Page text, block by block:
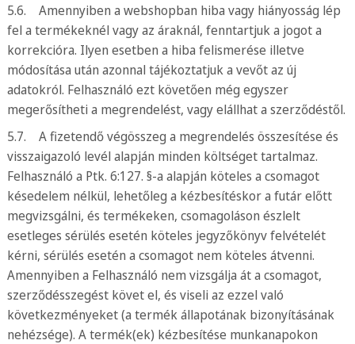
5.6. Amennyiben a webshopban hiba vagy hiányosság lép
fel a termékeknél vagy az áraknál, fenntartjuk a jogot a
korrekcióra. Ilyen esetben a hiba felismerése illetve
módosítása után azonnal tájékoztatjuk a vevőt az új
adatokról. Felhasználó ezt követően még egyszer
megerősítheti a megrendelést, vagy elállhat a szerződéstől.
5.7. A fizetendő végösszeg a megrendelés összesítése és
visszaigazoló levél alapján minden költséget tartalmaz.
Felhasználó a Ptk. 6:127. §-a alapján köteles a csomagot
késedelem nélkül, lehetőleg a kézbesítéskor a futár előtt
megvizsgálni, és termékeken, csomagoláson észlelt
esetleges sérülés esetén köteles jegyzőkönyv felvételét
kérni, sérülés esetén a csomagot nem köteles átvenni.
Amennyiben a Felhasználó nem vizsgálja át a csomagot,
szerződésszegést követ el, és viseli az ezzel való
következményeket (a termék állapotának bizonyításának
nehézsége). A termék(ek) kézbesítése munkanapokon